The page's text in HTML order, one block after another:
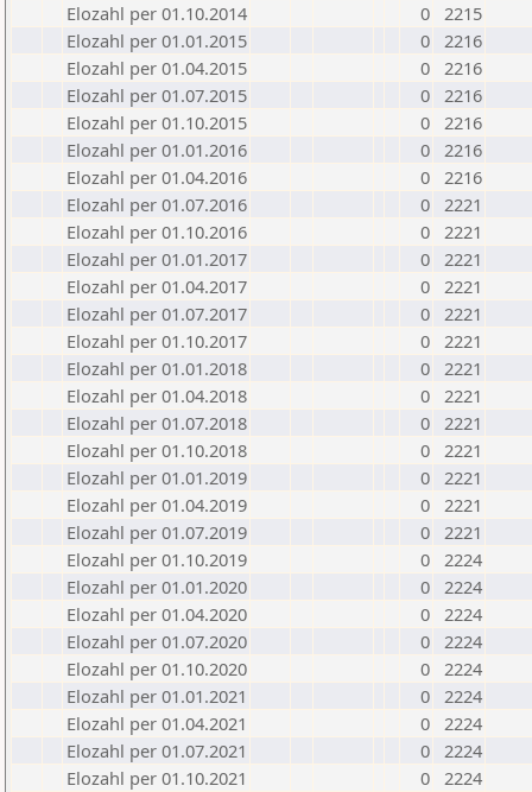
Elozahl per 01.10.2014
0 2215
Elozahl per 01.01.2015
0 2216
Elozahl per 01.04.2015
0 2216
Elozahl per 01.07.2015
0 2216
Elozahl per 01.10.2015
0 2216
Elozahl per 01.01.2016
0 2216
Elozahl per 01.04.2016
0 2216
Elozahl per 01.07.2016
0 2221
Elozahl per 01.10.2016
0 2221
Elozahl per 01.01.2017
0 2221
Elozahl per 01.04.2017
0 2221
Elozahl per 01.07.2017
0 2221
Elozahl per 01.10.2017
0 2221
Elozahl per 01.01.2018
0 2221
Elozahl per 01.04.2018
0 2221
Elozahl per 01.07.2018
0 2221
Elozahl per 01.10.2018
0 2221
Elozahl per 01.01.2019
0 2221
Elozahl per 01.04.2019
0 2221
Elozahl per 01.07.2019
0 2221
Elozahl per 01.10.2019
0 2224
Elozahl per 01.01.2020
0 2224
Elozahl per 01.04.2020
0 2224
Elozahl per 01.07.2020
0 2224
Elozahl per 01.10.2020
0 2224
Elozahl per 01.01.2021
0 2224
Elozahl per 01.04.2021
0 2224
Elozahl per 01.07.2021
0 2224
Elozahl per 01.10.2021
0 2224